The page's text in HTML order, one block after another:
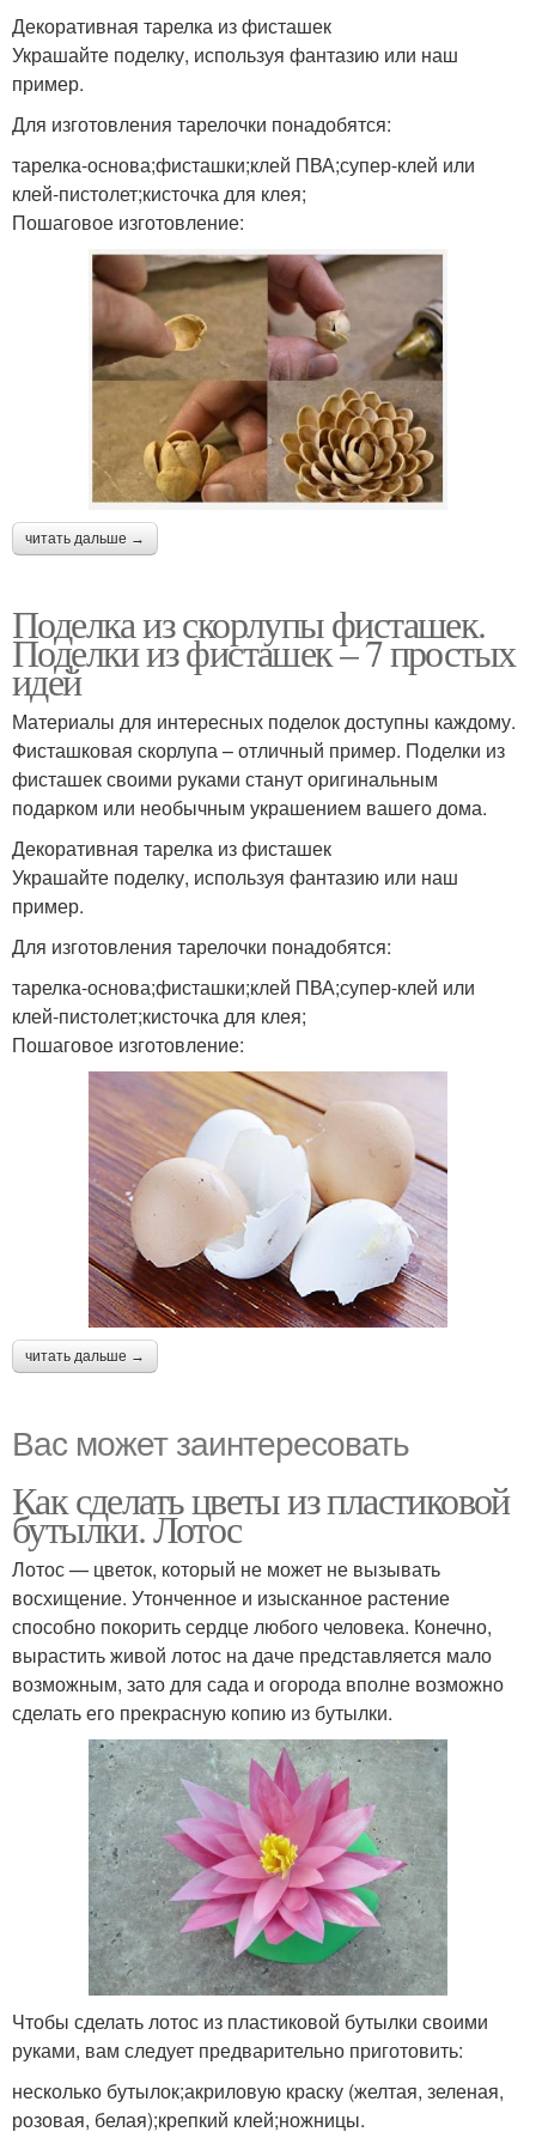
Декоративная тарелка из фисташек
Украшайте поделку, используя фантазию или наш
пример.
Для изготовления тарелочки понадобятся:
тарелка-основа;фисташки;клей ПВА;супер-клей или
клей-пистолет;кисточка для клея;
Пошаговое изготовление:
читать дальше →
Поделка из скорлупы фисташек.
Поделки из фисташек – 7 простых
идей
Материалы для интересных поделок доступны каждому.
Фисташковая скорлупа – отличный пример. Поделки из
фисташек своими руками станут оригинальным
подарком или необычным украшением вашего дома.
Декоративная тарелка из фисташек
Украшайте поделку, используя фантазию или наш
пример.
Для изготовления тарелочки понадобятся:
тарелка-основа;фисташки;клей ПВА;супер-клей или
клей-пистолет;кисточка для клея;
Пошаговое изготовление:
читать дальше →
Вас может заинтересовать
Как сделать цветы из пластиковой
бутылки. Лотос
Лотос — цветок, который не может не вызывать
восхищение. Утонченное и изысканное растение
способно покорить сердце любого человека. Конечно,
вырастить живой лотос на даче представляется мало
возможным, зато для сада и огорода вполне возможно
сделать его прекрасную копию из бутылки.
Чтобы сделать лотос из пластиковой бутылки своими
руками, вам следует предварительно приготовить:
несколько бутылок;акриловую краску (желтая, зеленая,
розовая, белая);крепкий клей;ножницы.